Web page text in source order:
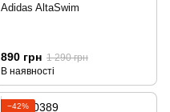
Adidas AltaSwim
890 грн 1 290 грн
В наявності
−42%